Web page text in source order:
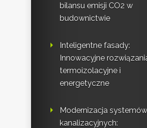
bilansu emisji CO2 w
budownictwie
Inteligentne fasady:
Innowacyjne
termoizolacyjne i
energetyczne
Modernizacja systemów
kanalizacyjnych: